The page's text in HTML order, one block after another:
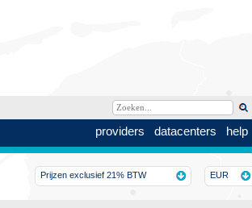
providers datacenters help
EUR
Prijzen exclusief 21% BTW